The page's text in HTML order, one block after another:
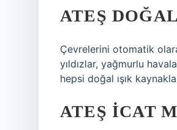
ATEŞ
Çevrelerini otomatik
yıldızlar, yağmurlu
hepsi doğal ışık
ATEŞ ICAT